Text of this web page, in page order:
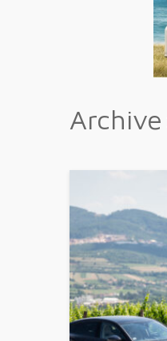
Archive